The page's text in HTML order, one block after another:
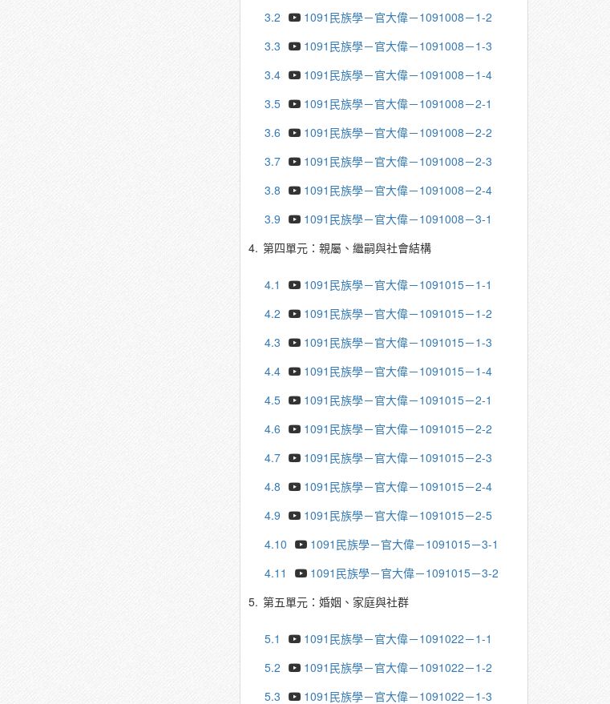
3.2
1091民族學－官大偉－1091008－1-2
3.3
1091民族學－官大偉－1091008－1-3
3.4
1091民族學－官大偉－1091008－1-4
3.5
1091民族學－官大偉－1091008－2-1
3.6
1091民族學－官大偉－1091008－2-2
3.7
1091民族學－官大偉－1091008－2-3
3.8
1091民族學－官大偉－1091008－2-4
3.9
1091民族學－官大偉－1091008－3-1
4. 第四單元：親屬、繼嗣與社會結構
4.1
1091民族學－官大偉－1091015－1-1
4.2
1091民族學－官大偉－1091015－1-2
4.3
1091民族學－官大偉－1091015－1-3
4.4
1091民族學－官大偉－1091015－1-4
4.5
1091民族學－官大偉－1091015－2-1
4.6
1091民族學－官大偉－1091015－2-2
4.7
1091民族學－官大偉－1091015－2-3
4.8
1091民族學－官大偉－1091015－2-4
4.9
1091民族學－官大偉－1091015－2-5
4.10
1091民族學－官大偉－1091015－3-1
4.11
1091民族學－官大偉－1091015－3-2
5. 第五單元：婚姻、家庭與社群
5.1
1091民族學－官大偉－1091022－1-1
5.2
1091民族學－官大偉－1091022－1-2
5.3
1091民族學－官大偉－1091022－1-3